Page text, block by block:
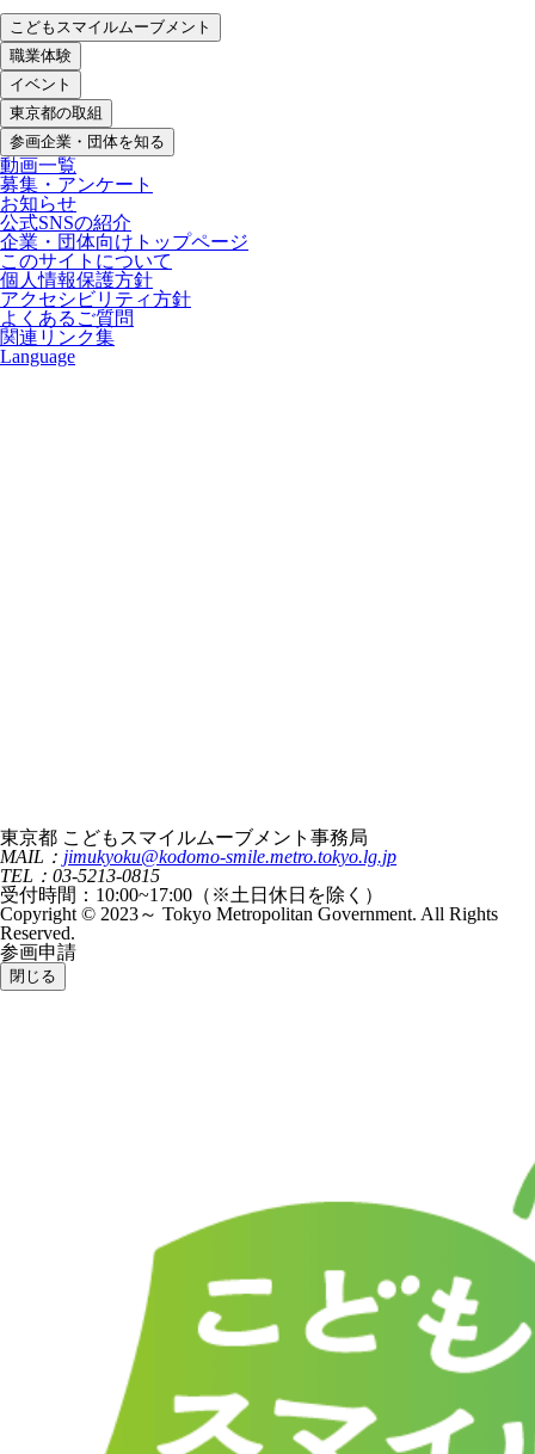
こどもスマイルムーブメント
職業体験
イベント
東京都の取組
参画企業・団体を知る
動画一覧
募集・アンケート
お知らせ
公式SNSの紹介
企業・団体向けトップページ
このサイトについて
個人情報保護方針
アクセシビリティ方針
よくあるご質問
関連リンク集
Language
東京都 こどもスマイルムーブメント事務局
MAIL： jimukyoku@kodomo-smile.metro.tokyo.lg.jp
TEL：03-5213-0815
受付時間：10:00~17:00（※土日休日を除く）
Copyright © 2023～ Tokyo Metropolitan Government. All Rights
Reserved.
参画申請
閉じる